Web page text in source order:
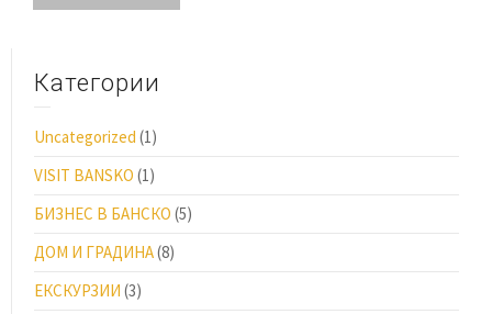
Категории
Uncategorized (1)
VISIT BANSKO (1)
БИЗНЕС В БАНСКО (5)
ДОМ И ГРАДИНА(8)
ЕКСКУРЗИИ (3)